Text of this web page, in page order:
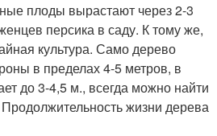
плоды вырастают через 2-3
персика в саду. К тому же,
культура. Само дерево
в пределах 4-5 метров, в
до 3-4,5 м., всегда можно найти
жизни дерева